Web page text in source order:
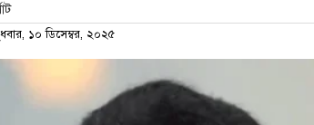
১০ ডিসেম্বর, ২০২৫